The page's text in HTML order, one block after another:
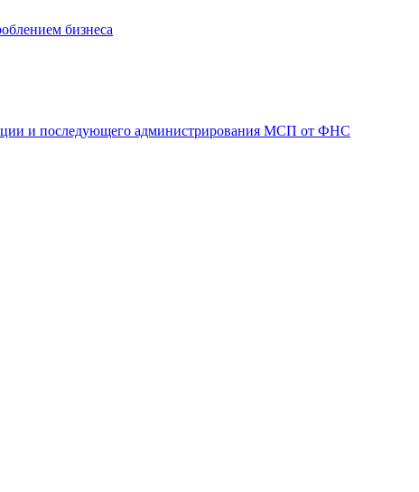
бизнеса
и последующего администрирования МСП от ФНС